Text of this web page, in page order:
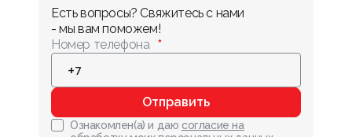
Есть вопросы? Свяжитесь с нами
- мы вам поможем!
Номер телефона
Отправить
Ознакомлен(а) и даю согласие на